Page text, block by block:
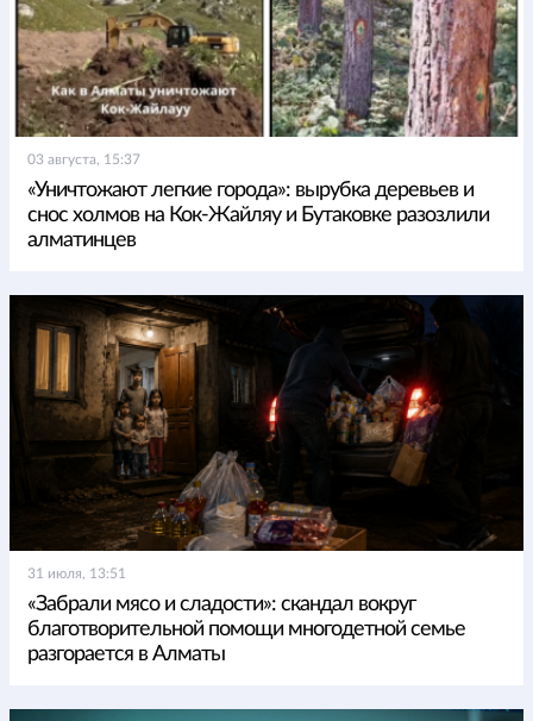
03 августа, 15:37
«Уничтожают легкие города»: вырубка деревьев и
снос холмов на Кок-Жайляу и Бутаковке разозлили
алматинцев
31 июля, 13:51
«Забрали мясо и сладости»: скандал вокруг
благотворительной помощи многодетной семье
разгорается в Алматы